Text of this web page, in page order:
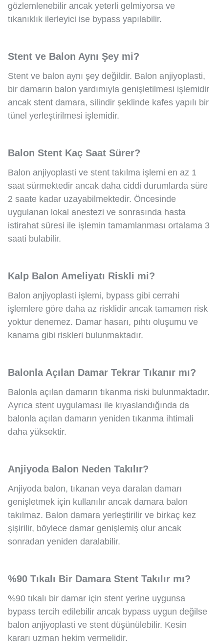
gözlemlenebilir ancak yeterli gelmiyorsa ve
tıkanıklık ilerleyici ise bypass yapılabilir.
Stent ve Balon Aynı Şey mi?
Stent ve balon aynı şey değildir. Balon anjiyoplasti,
bir damarın balon yardımıyla genişletilmesi işlemidir
ancak stent damara, silindir şeklinde kafes yapılı bir
tünel yerleştirilmesi işlemidir.
Balon Stent Kaç Saat Sürer?
Balon anjiyoplasti ve stent takılma işlemi en az 1
saat sürmektedir ancak daha ciddi durumlarda süre
2 saate kadar uzayabilmektedir. Öncesinde
uygulanan lokal anestezi ve sonrasında hasta
istirahat süresi ile işlemin tamamlanması ortalama 3
saati bulabilir.
Kalp Balon Ameliyatı Riskli mi?
Balon anjiyoplasti işlemi, bypass gibi cerrahi
işlemlere göre daha az risklidir ancak tamamen risk
yoktur denemez. Damar hasarı, pıhtı oluşumu ve
kanama gibi riskleri bulunmaktadır.
Balonla Açılan Damar Tekrar Tıkanır mı?
Balonla açılan damarın tıkanma riski bulunmaktadır.
Ayrıca stent uygulaması ile kıyaslandığında da
balonla açılan damarın yeniden tıkanma ihtimali
daha yüksektir.
Anjiyoda Balon Neden Takılır?
Anjiyoda balon, tıkanan veya daralan damarı
genişletmek için kullanılır ancak damara balon
takılmaz. Balon damara yerleştirilir ve birkaç kez
şişirilir, böylece damar genişlemiş olur ancak
sonradan yeniden daralabilir.
%90 Tıkalı Bir Damara Stent Takılır mı?
%90 tıkalı bir damar için stent yerine uygunsa
bypass tercih edilebilir ancak bypass uygun değilse
balon anjiyoplasti ve stent düşünülebilir. Kesin
kararı uzman hekim vermelidir.